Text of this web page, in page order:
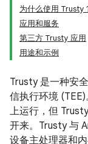
为什么使用 Trusty
应用和服务
第三方 Trusty 应用
用途和示例
Trusty 是一种安
信执行环境
上运行，但
开来。Trusty 与
设备主处理器和